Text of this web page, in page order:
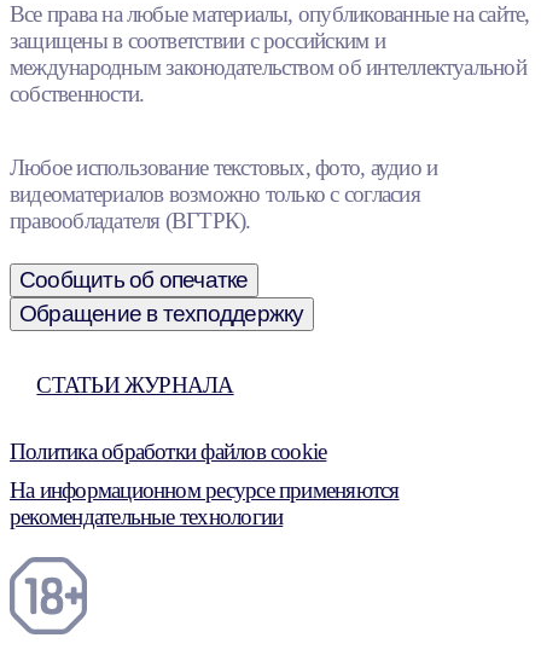
Все права на любые материалы, опубликованные на сайте,
защищены в соответствии с российским и
международным законодательством об интеллектуальной
собственности.
Любое использование текстовых, фото, аудио и
видеоматериалов возможно только с согласия
правообладателя (ВГТРК).
Сообщить об опечатке
Обращение в техподдержку
СТАТЬИ ЖУРНАЛА
Политика обработки файлов cookie
На информационном ресурсе применяются
рекомендательные технологии